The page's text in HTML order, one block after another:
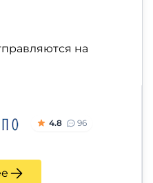
на
4.8 96